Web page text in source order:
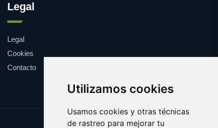
Utilizamos cookies
Usamos cookies y otras técnicas
de rastreo para mejorar tu
Legal
Legal
Cookies
Contacto
Update cookies preferences